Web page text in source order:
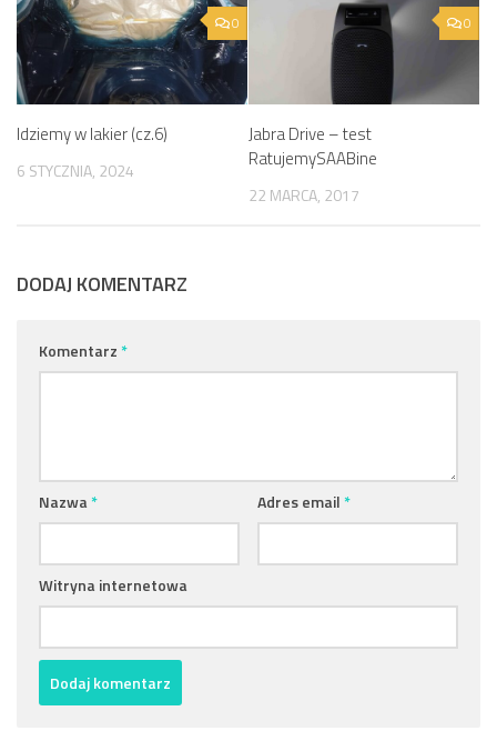
0
Idziemy w lakier (cz.6)
6 STYCZNIA, 2024
0
Jabra Drive – test
RatujemySAABine
22 MARCA, 2017
DODAJ KOMENTARZ
Komentarz*
Nazwa* Adres email*
Witryna internetowa